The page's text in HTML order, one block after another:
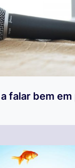
falar bem